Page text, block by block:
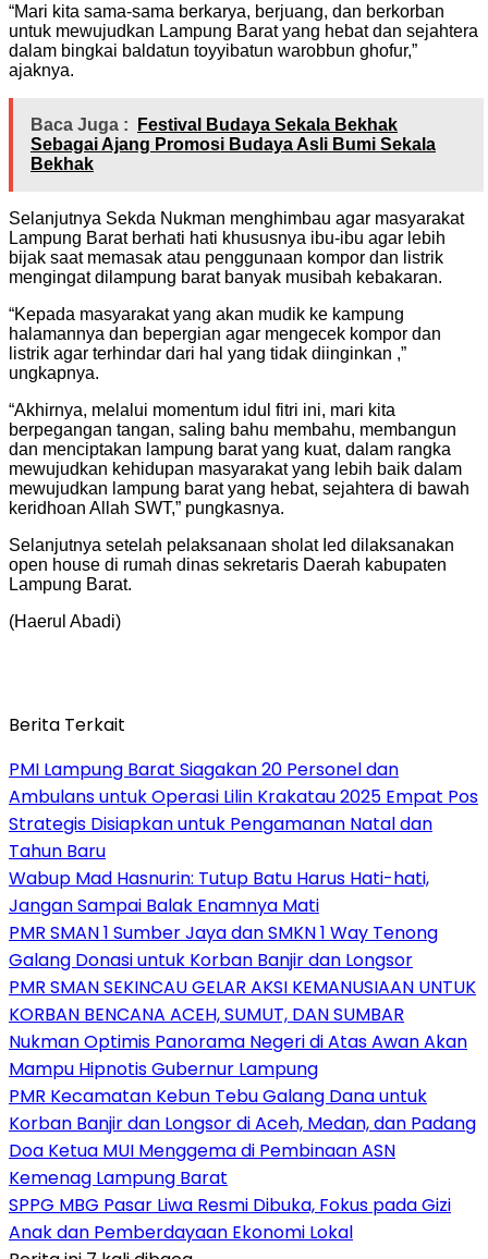
“Mari kita sama-sama berkarya, berjuang, dan berkorban
untuk mewujudkan Lampung Barat yang hebat dan sejahtera
dalam bingkai baldatun toyyibatun warobbun ghofur,”
ajaknya.
Baca Juga :
Festival Budaya Sekala Bekhak
Sebagai Ajang Promosi Budaya Asli Bumi Sekala
Bekhak
Selanjutnya Sekda Nukman menghimbau agar masyarakat
Lampung Barat berhati hati khususnya ibu-ibu agar lebih
bijak saat memasak atau penggunaan kompor dan listrik
mengingat dilampung barat banyak musibah kebakaran.
“Kepada masyarakat yang akan mudik ke kampung
halamannya dan bepergian agar mengecek kompor dan
listrik agar terhindar dari hal yang tidak diinginkan ,”
ungkapnya.
“Akhirnya, melalui momentum idul fitri ini, mari kita
berpegangan tangan, saling bahu membahu, membangun
dan menciptakan lampung barat yang kuat, dalam rangka
mewujudkan kehidupan masyarakat yang lebih baik dalam
mewujudkan lampung barat yang hebat, sejahtera di bawah
keridhoan Allah SWT,” pungkasnya.
Selanjutnya setelah pelaksanaan sholat Ied dilaksanakan
open house di rumah dinas sekretaris Daerah kabupaten
Lampung Barat.
(Haerul Abadi)
Berita Terkait
PMI Lampung Barat Siagakan 20 Personel dan
Ambulans untuk Operasi Lilin Krakatau 2025 Empat Pos
Strategis Disiapkan untuk Pengamanan Natal dan
Tahun Baru
Wabup Mad Hasnurin: Tutup Batu Harus Hati-hati,
Jangan Sampai Balak Enamnya Mati
PMR SMAN 1 Sumber Jaya dan SMKN 1 Way Tenong
Galang Donasi untuk Korban Banjir dan Longsor
PMR SMAN SEKINCAU GELAR AKSI KEMANUSIAAN UNTUK
KORBAN BENCANA ACEH, SUMUT, DAN SUMBAR
Nukman Optimis Panorama Negeri di Atas Awan Akan
Mampu Hipnotis Gubernur Lampung
PMR Kecamatan Kebun Tebu Galang Dana untuk
Korban Banjir dan Longsor di Aceh, Medan, dan Padang
Doa Ketua MUI Menggema di Pembinaan ASN
Kemenag Lampung Barat
SPPG MBG Pasar Liwa Resmi Dibuka, Fokus pada Gizi
Anak dan Pemberdayaan Ekonomi Lokal